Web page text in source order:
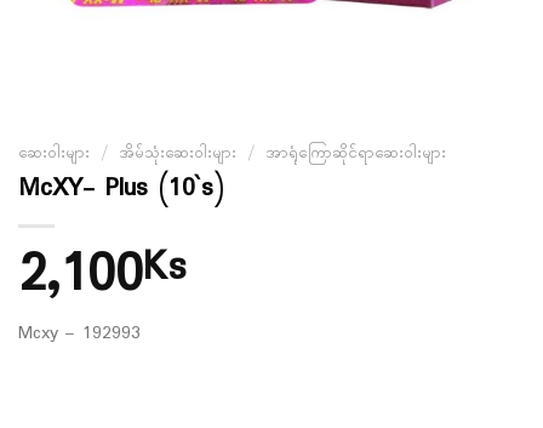
ဆေးဝါးများ / အိမ်သုံးဆေးဝါးများ / အာရုံကြောဆိုင်ရာဆေးဝါးများ
McXY- Plus (10`s)
2,100Ks
Mcxy – 192993